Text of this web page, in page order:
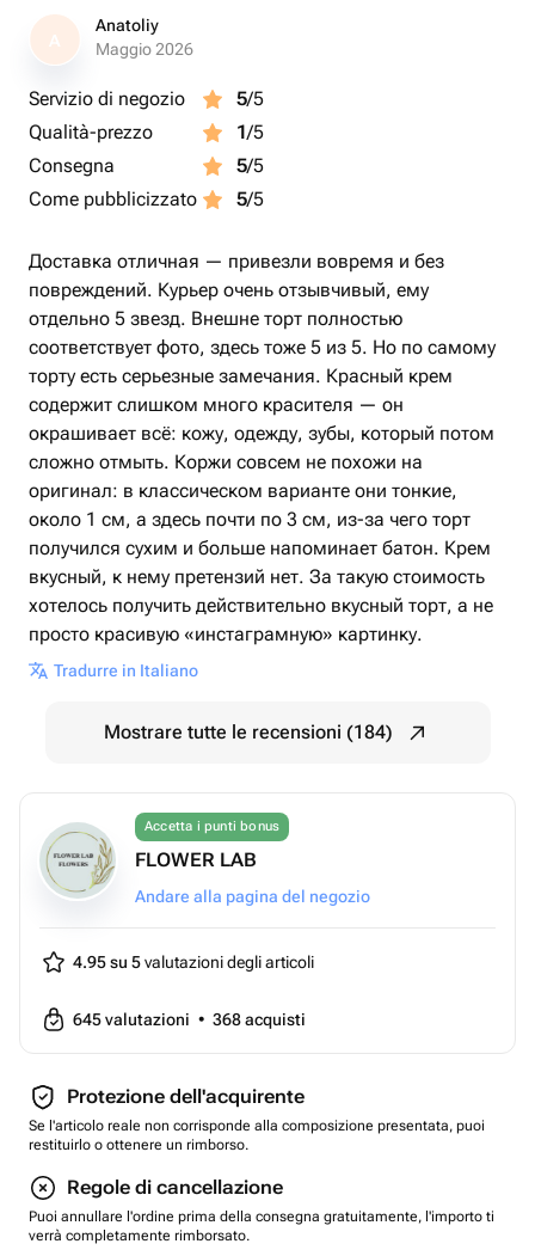
A
Anatoliy
Maggio 2026
Servizio di negozio 5/5
Qualità-prezzo
1/5
Consegna
5/5
Come pubblicizzato
5/5
Доставка отличная — привезли вовремя и без
повреждений. Курьер очень отзывчивый, ему
отдельно 5 звезд. Внешне торт полностью
соответствует фото, здесь тоже 5 из 5. Но по самому
торту есть серьезные замечания. Красный крем
содержит слишком много красителя — он
окрашивает всё: кожу, одежду, зубы, который потом
сложно отмыть. Коржи совсем не похожи на
оригинал: в классическом варианте они тонкие,
около 1 см, а здесь почти по 3 см, из-за чего торт
получился сухим и больше напоминает батон. Крем
вкусный, к нему претензий нет. За такую стоимость
хотелось получить действительно вкусный торт, а не
просто красивую «инстаграмную» картинку.
Tradurre in Italiano
Mostrare tutte le recensioni (184)
Accetta i punti bonus
FLOWER LAB
Andare alla pagina del negozio
4.95 su 5valutazioni degli articoli
645valutazioni • 368acquisti
Protezione dell'acquirente
Se l'articolo reale non corrisponde alla composizione presentata, puoi
restituirlo o ottenere un rimborso.
Regole di cancellazione
Puoi annullare l'ordine prima della consegna gratuitamente, l'importo ti
verrà completamente rimborsato.